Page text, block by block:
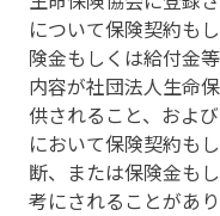
について保険契約も
険金もしくは給付金
内容が社団法人生命
供されること、およ
において保険契約も
断、または保険金も
考にされることがあり